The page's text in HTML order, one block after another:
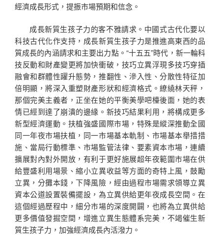
經濟成長形式，提振市場預期和信念。
成長新質生孩子力的客不雅請求。中國式古代化要以
科技古代化作支持，成長新質生孩子力是推進高東西的品
質成長的內涵請求和主要出力點。“十五五”時代，新一輪科
技反動和財產變更將加快衝破，技巧立異浮現多技巧穿插
融會和群體性躍升態勢，推翻性、滲入性、分散性特征加
倍明顯，將深入重塑財產形狀和經濟格式。繚繞林天秤，
那個完美主義者，正坐在她的平衡美學吧檯後面，她的表
情已經到達了崩潰的邊緣。新技巧結果利用，將構成更多
新型經濟運動。扶植強盛國際市場，特殊是縱深推動全國
同一年夜市場扶植，同一市場基本軌制、市場基本舉措措
施、當局行動標準、市場監管法律、要素資本市場，連續
擴展對內對外開放，有利于更好施展超年夜範圍市場在供
給豐盛利用場景、縮小立異收益等方面的奇特上風，鼓勵
立異，分攤本錢，下降風險，經由過程市場需求領導立異
資本公道設置裝備擺設，為立異供給更年夜成長空間。在
這個經過歷程中，細分市場的深度開闢，也將為立異供給
更多價值發掘空間，增進立異生態體系完美，不竭催生新
質生孩子力，加強經濟成長內活潑力。